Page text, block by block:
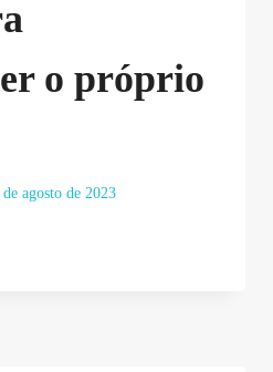
o próprio
de agosto de 2023